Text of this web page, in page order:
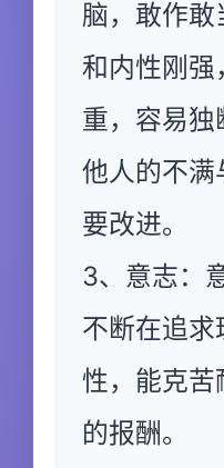
脑，敢作敢
和内性刚强
重，容易独
他人的不满
要改进。
3、意志：
不断在追求
性，能克苦
的报酬。